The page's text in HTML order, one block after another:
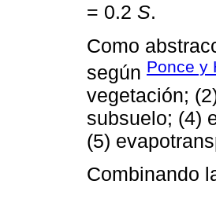
= 0.2 S.
Como
según Ponce y
vegetación;
subsuelo; (4)
(5)
Combinando